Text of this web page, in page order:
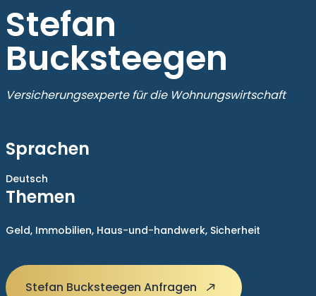
Stefan
Bucksteegen
Versicherungsexperte für die Wohnungswirtschaft
Sprachen
Deutsch
Themen
Geld, Immobilien, Haus-und-handwerk, Sicherheit
Stefan Bucksteegen Anfragen